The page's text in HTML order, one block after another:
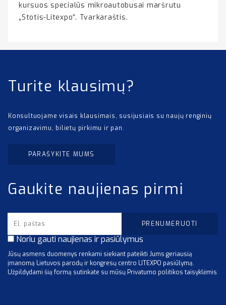
kursuos specialūs mikroautobusai maršrutu
„Stotis-Litexpo“. Tvarkaraštis.
Turite klausimų?
Konsultuojame visais klausimais, susijusiais su naujų renginių
organizavimu, bilietų pirkimu ir pan.
PARAŠYKITE MUMS
Gaukite naujienas pirmi
Noriu gauti naujienas ir pasiūlymus
Jūsų asmens duomenys renkami siekiant pateikti Jums geriausią
įmanomą Lietuvos parodų ir kongresų centro LITEXPO pasiūlymą.
Užpildydami šią formą sutinkate su mūsų Privatumo politikos taisyklėmis